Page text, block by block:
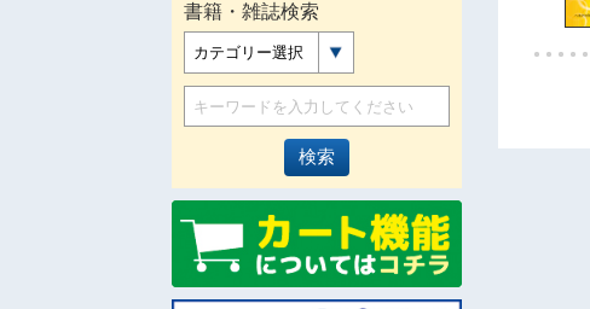
書籍・雑誌検索
カテゴリー選択